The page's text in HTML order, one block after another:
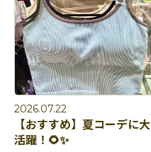
2026.07.22
【おすすめ】夏コーデに大
活躍！🌻✨